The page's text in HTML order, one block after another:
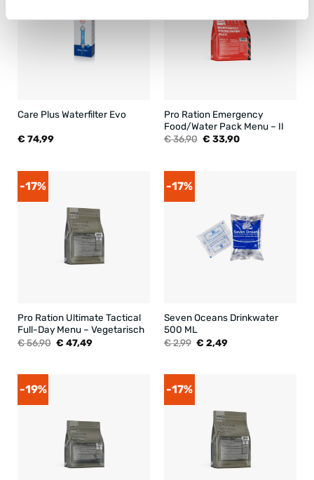
Care Plus Waterfilter Evo
€ 74,99
Pro Ration Emergency
Food/Water Pack Menu – II
€36,90 Oorspronkelijke
€ 33,90Huidige
-17%
Pro Ration Ultimate Tactical
Full-Day Menu – Vegetarisch
€56,90 Oorspronkelijke
€ 47,49Huidige
-17%
Seven Oceans Drinkwater
500 ML
€2,99 Oorspronkelijke
€ 2,49Huidige
-19% -17%